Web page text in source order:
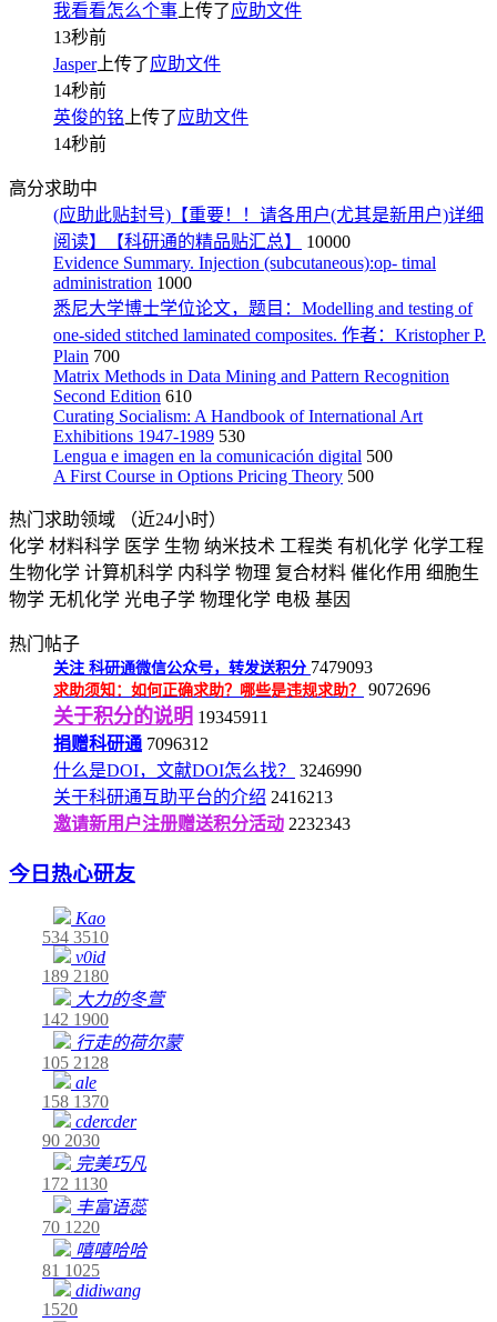
我看看怎么个事 上传了应助文件
13秒前
Jasper上传了应助文件
14秒前
英俊的铭 上传了应助文件
14秒前
高分求助中
(应助此贴封号)【重要！！请各用户(尤其是新用户)详细
阅读】【科研通的精品贴汇总】
10000
Evidence Summary. Injection (subcutaneous):op- timal
administration 1000
悉尼大学博士学位论文，题目：Modelling and testing of
one-sided stitched laminated composites. 作者：Kristopher P.
Plain 700
Matrix Methods in Data Mining and Pattern Recognition
Second Edition 610
Curating Socialism: A Handbook of International Art
Exhibitions 1947-1989 530
Lengua e imagen en la comunicación digital 500
A First Course in Options Pricing Theory 500
热门求助领域
（近24小时）
化学 材料科学 医学 生物 纳米技术 工程类 有机化学 化学工程
生物化学 计算机科学 内科学 物理 复合材料 催化作用 细胞生
物学 无机化学 光电子学 物理化学 电极 基因
热门帖子
关注 科研通微信公众号，转发送积分 7479093
求助须知：如何正确求助？哪些是违规求助？ 9072696
关于积分的说明 19345911
捐赠科研通 7096312
什么是DOI，文献DOI怎么找？
3246990
关于科研通互助平台的介绍 2416213
邀请新用户注册赠送积分活动 2232343
今日热心研友
Kao
534 3510
v0id
189 2180
大力的冬萱
142 1900
行走的荷尔蒙
105 2128
ale
158 1370
cdercder
90 2030
完美巧凡
172 1130
丰富语蕊
70 1220
嘻嘻哈哈
81 1025
didiwang
1520